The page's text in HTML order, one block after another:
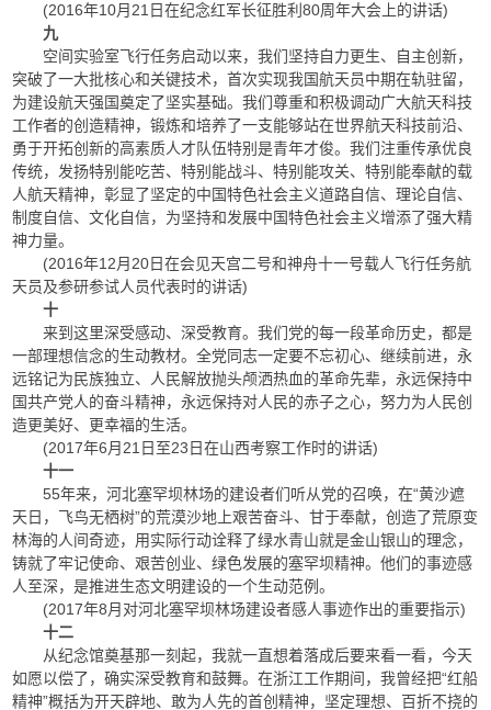
(2016年10月21日在纪念红军长征胜利80周年大会上的讲话)
九
空间实验室飞行任务启动以来，我们坚持自力更生、自主创新，
突破了一大批核心和关键技术，首次实现我国航天员中期在轨驻留，
为建设航天强国奠定了坚实基础。我们尊重和积极调动广大航天科技
工作者的创造精神，锻炼和培养了一支能够站在世界航天科技前沿、
勇于开拓创新的高素质人才队伍特别是青年才俊。我们注重传承优良
传统，发扬特别能吃苦、特别能战斗、特别能攻关、特别能奉献的载
人航天精神，彰显了坚定的中国特色社会主义道路自信、理论自信、
制度自信、文化自信，为坚持和发展中国特色社会主义增添了强大精
神力量。
(2016年12月20日在会见天宫二号和神舟十一号载人飞行任务航
天员及参研参试人员代表时的讲话)
十
来到这里深受感动、深受教育。我们党的每一段革命历史，都是
一部理想信念的生动教材。全党同志一定要不忘初心、继续前进，永
远铭记为民族独立、人民解放抛头颅洒热血的革命先辈，永远保持中
国共产党人的奋斗精神，永远保持对人民的赤子之心，努力为人民创
造更美好、更幸福的生活。
(2017年6月21日至23日在山西考察工作时的讲话)
十一
55年来，河北塞罕坝林场的建设者们听从党的召唤，在“黄沙遮
天日，飞鸟无栖树”的荒漠沙地上艰苦奋斗、甘于奉献，创造了荒原变
林海的人间奇迹，用实际行动诠释了绿水青山就是金山银山的理念，
铸就了牢记使命、艰苦创业、绿色发展的塞罕坝精神。他们的事迹感
人至深，是推进生态文明建设的一个生动范例。
(2017年8月对河北塞罕坝林场建设者感人事迹作出的重要指示)
十二
从纪念馆奠基那一刻起，我就一直想着落成后要来看一看，今天
如愿以偿了，确实深受教育和鼓舞。在浙江工作期间，我曾经把“红船
精神”概括为开天辟地、敢为人先的首创精神，坚定理想、百折不挠的